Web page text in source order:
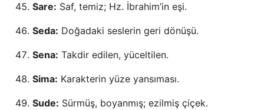
Sare: Saf, temiz; Hz. İbrahim’in eşi.
Seda: Doğadaki seslerin geri dönüşü.
Sena: Takdir edilen, yüceltilen.
Sima: Karakterin yüze yansıması.
Sude: Sürmüş, boyanmış; ezilmiş çiçek.